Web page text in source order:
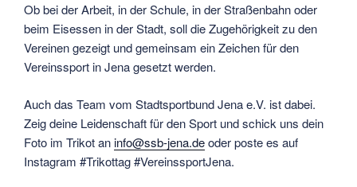
Ob bei der Arbeit, in der Schule, in der Straßenbahn oder
beim Eisessen in der Stadt, soll die Zugehörigkeit zu den
Vereinen gezeigt und gemeinsam ein Zeichen für den
Vereinssport in Jena gesetzt werden.
Auch das Team vom Stadtsportbund Jena e.V. ist dabei.
Zeig deine Leidenschaft für den Sport und schick uns dein
Foto im Trikot aninfo@ssb-jena.deoder poste es auf
Instagram #Trikottag #VereinssportJena.